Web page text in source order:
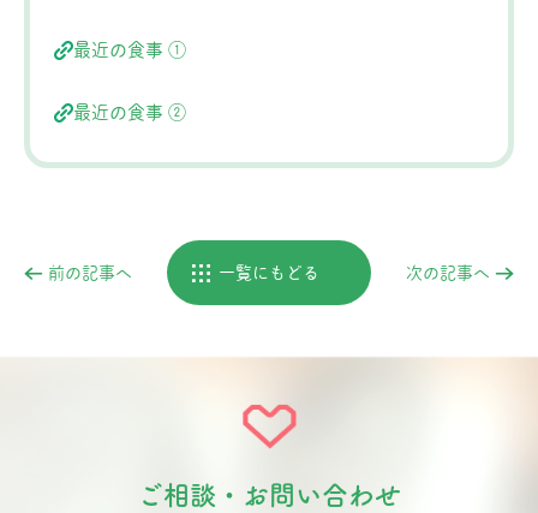
最近の食事 ①
最近の食事 ②
前の記事へ 一覧にもどる 次の記事へ
ご相談・お問い合わせ